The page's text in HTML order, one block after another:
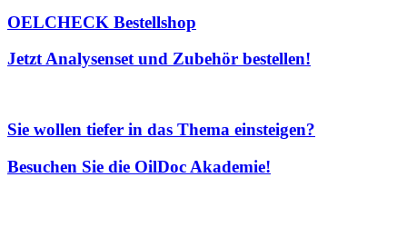
OELCHECK Bestellshop
Jetzt Analysenset und Zubehör bestellen!
Sie wollen tiefer in das Thema einsteigen?
Besuchen Sie die OilDoc Akademie!